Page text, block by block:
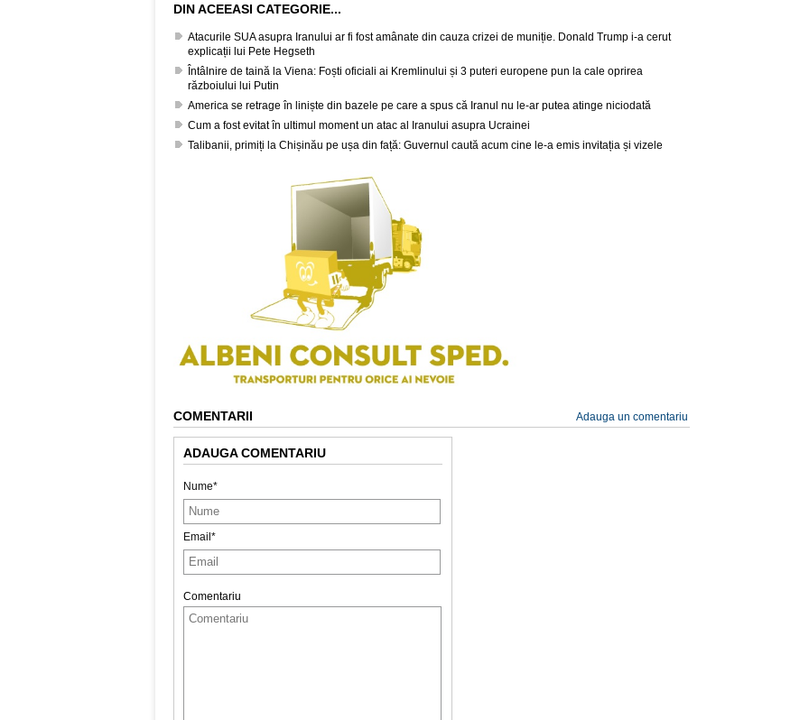
DIN ACEEASI CATEGORIE...
Atacurile SUA asupra Iranului ar fi fost amânate din cauza crizei de muniție. Donald Trump i-a cerut
explicații lui Pete Hegseth
Întâlnire de taină la Viena: Foști oficiali ai Kremlinului și 3 puteri europene pun la cale oprirea
războiului lui Putin
America se retrage în liniște din bazele pe care a spus că Iranul nu le-ar putea atinge niciodată
Cum a fost evitat în ultimul moment un atac al Iranului asupra Ucrainei
Talibanii, primiți la Chișinău pe ușa din față: Guvernul caută acum cine le-a emis invitația și vizele
COMENTARII Adauga un comentariu
ADAUGA COMENTARIU
Nume*
Email*
Comentariu